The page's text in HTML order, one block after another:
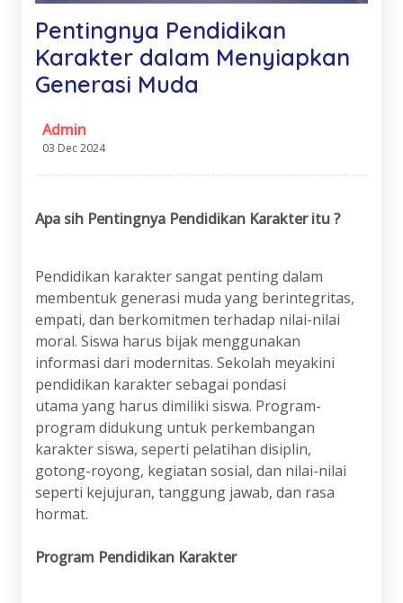
Pentingnya Pendidikan
Karakter dalam Menyiapkan
Generasi Muda
Admin
03 Dec 2024
Apa sih Pentingnya Pendidikan Karakter itu ?
Pendidikan karakter sangat penting dalam
membentuk generasi muda yang berintegritas,
empati, dan berkomitmen terhadap nilai-nilai
moral. Siswa harus bijak menggunakan
informasi dari modernitas. Sekolah meyakini
pendidikan karakter sebagai pondasi
utama yang harus dimiliki siswa. Program-
program didukung untuk perkembangan
karakter siswa, seperti pelatihan disiplin,
gotong-royong, kegiatan sosial, dan nilai-nilai
seperti kejujuran, tanggung jawab, dan rasa
hormat.
Program Pendidikan Karakter